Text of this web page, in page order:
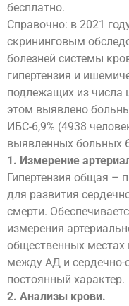
бесплатно.
Справочно: в 2021
скрининговым
болезней системы
гипертензия и
подлежащих из числа
этом выявлено
ИБС-6,9% (4938
выявленных больных
1. Измерение
Гипертензия общая –
для развития
смерти.
измерения
общественных местах
между АД и сердечно-
постоянный характер.
2. Анализы крови.